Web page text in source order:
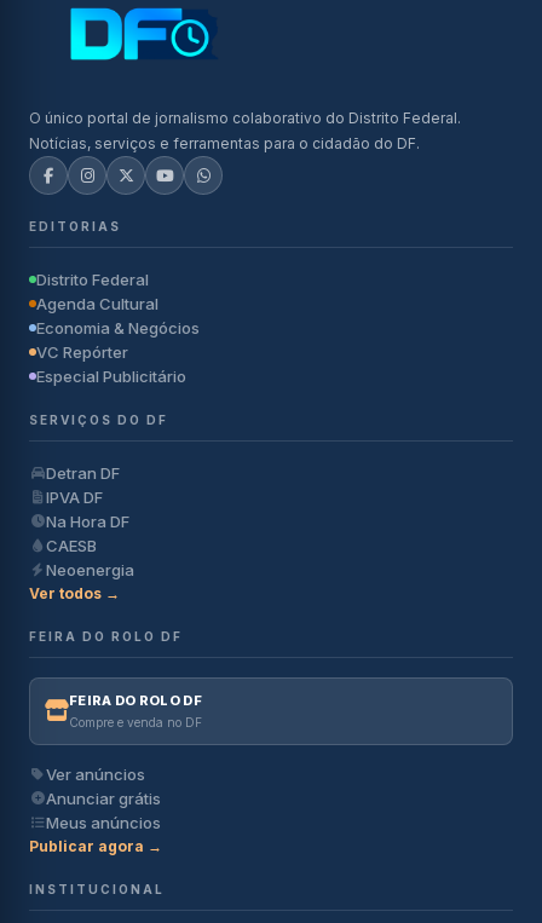
O único portal de jornalismo colaborativo do Distrito Federal.
Notícias, serviços e ferramentas para o cidadão do DF.
EDITORIAS
Distrito Federal
Agenda Cultural
Economia & Negócios
VC Repórter
Especial Publicitário
SERVIÇOS DO DF
Detran DF
IPVA DF
Na Hora DF
CAESB
Neoenergia
Ver todos →
FEIRA DO ROLO DF
FEIRA DO ROLO DF
Compre e venda no DF
Ver anúncios
Anunciar grátis
Meus anúncios
Publicar agora →
INSTITUCIONAL